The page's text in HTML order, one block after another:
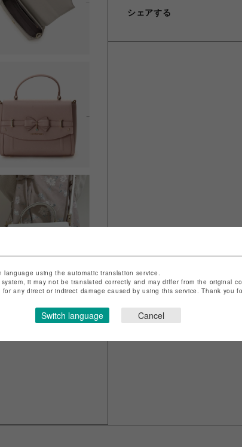
シェアする
using the automatic translation service.
it may not be translated correctly and may differ from the original
any direct or indirect damage caused by using this service. Thank you
Switch language Cancel